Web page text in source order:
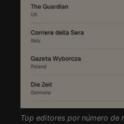
Top editores por número de